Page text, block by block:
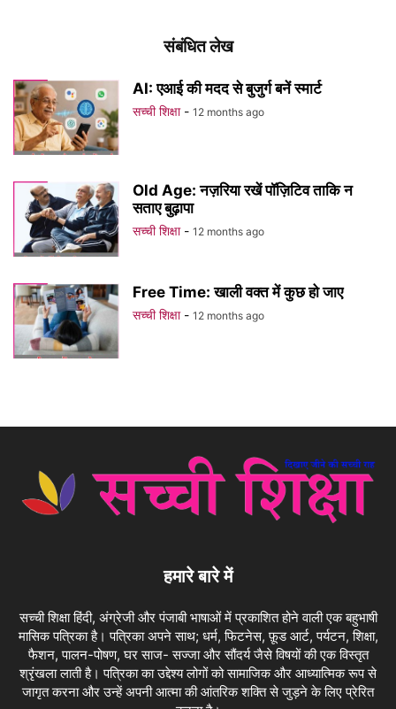
संबंधित लेख
AI: एआई की मदद से बुजुर्ग बनें स्मार्ट
सच्ची शिक्षा - 12 months ago
Old Age: नज़रिया रखें पॉज़िटिव ताकि न
सताए बुढ़ापा
सच्ची शिक्षा - 12 months ago
Free Time: खाली वक्त में कुछ हो जाए
सच्ची शिक्षा - 12 months ago
हमारे बारे में
सच्ची शिक्षा हिंदी, अंग्रेजी और पंजाबी भाषाओं में प्रकाशित होने वाली एक बहुभाषी
मासिक पत्रिका है। पत्रिका अपने साथ; धर्म, फिटनेस, फ़ूड आर्ट, पर्यटन, शिक्षा,
फैशन, पालन-पोषण, घर साज- सज्जा और सौंदर्य जैसे विषयों की एक विस्तृत
श्रृंखला लाती है। पत्रिका का उद्देश्य लोगों को सामाजिक और आध्यात्मिक रूप से
जागृत करना और उन्हें अपनी आत्मा की आंतरिक शक्ति से जुड़ने के लिए प्रेरित